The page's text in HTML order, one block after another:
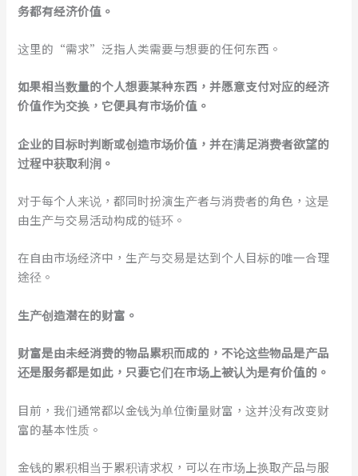
务都有经济价值。
这里的“需求”泛指人类需要与想要的任何东西。
如果相当数量的个人想要某种东西，并愿意支付对应的经济
价值作为交换，它便具有市场价值。
企业的目标时判断或创造市场价值，并在满足消费者欲望的
过程中获取利润。
对于每个人来说，都同时扮演生产者与消费者的角色，这是
由生产与交易活动构成的链环。
在自由市场经济中，生产与交易是达到个人目标的唯一合理
途径。
生产创造潜在的财富。
财富是由未经消费的物品累积而成的，不论这些物品是产品
还是服务都是如此，只要它们在市场上被认为是有价值的。
目前，我们通常都以金钱为单位衡量财富，这并没有改变财
富的基本性质。
金钱的累积相当于累积请求权，可以在市场上换取产品与服